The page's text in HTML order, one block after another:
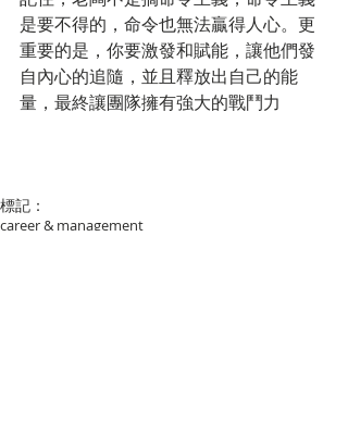
是要不得的，命令也無法贏得人心。更
重要的是，你要激發和賦能，讓他們發
自內心的追隨，並且釋放出自己的能
量，最終讓團隊擁有強大的戰鬥力
標記：
career & management